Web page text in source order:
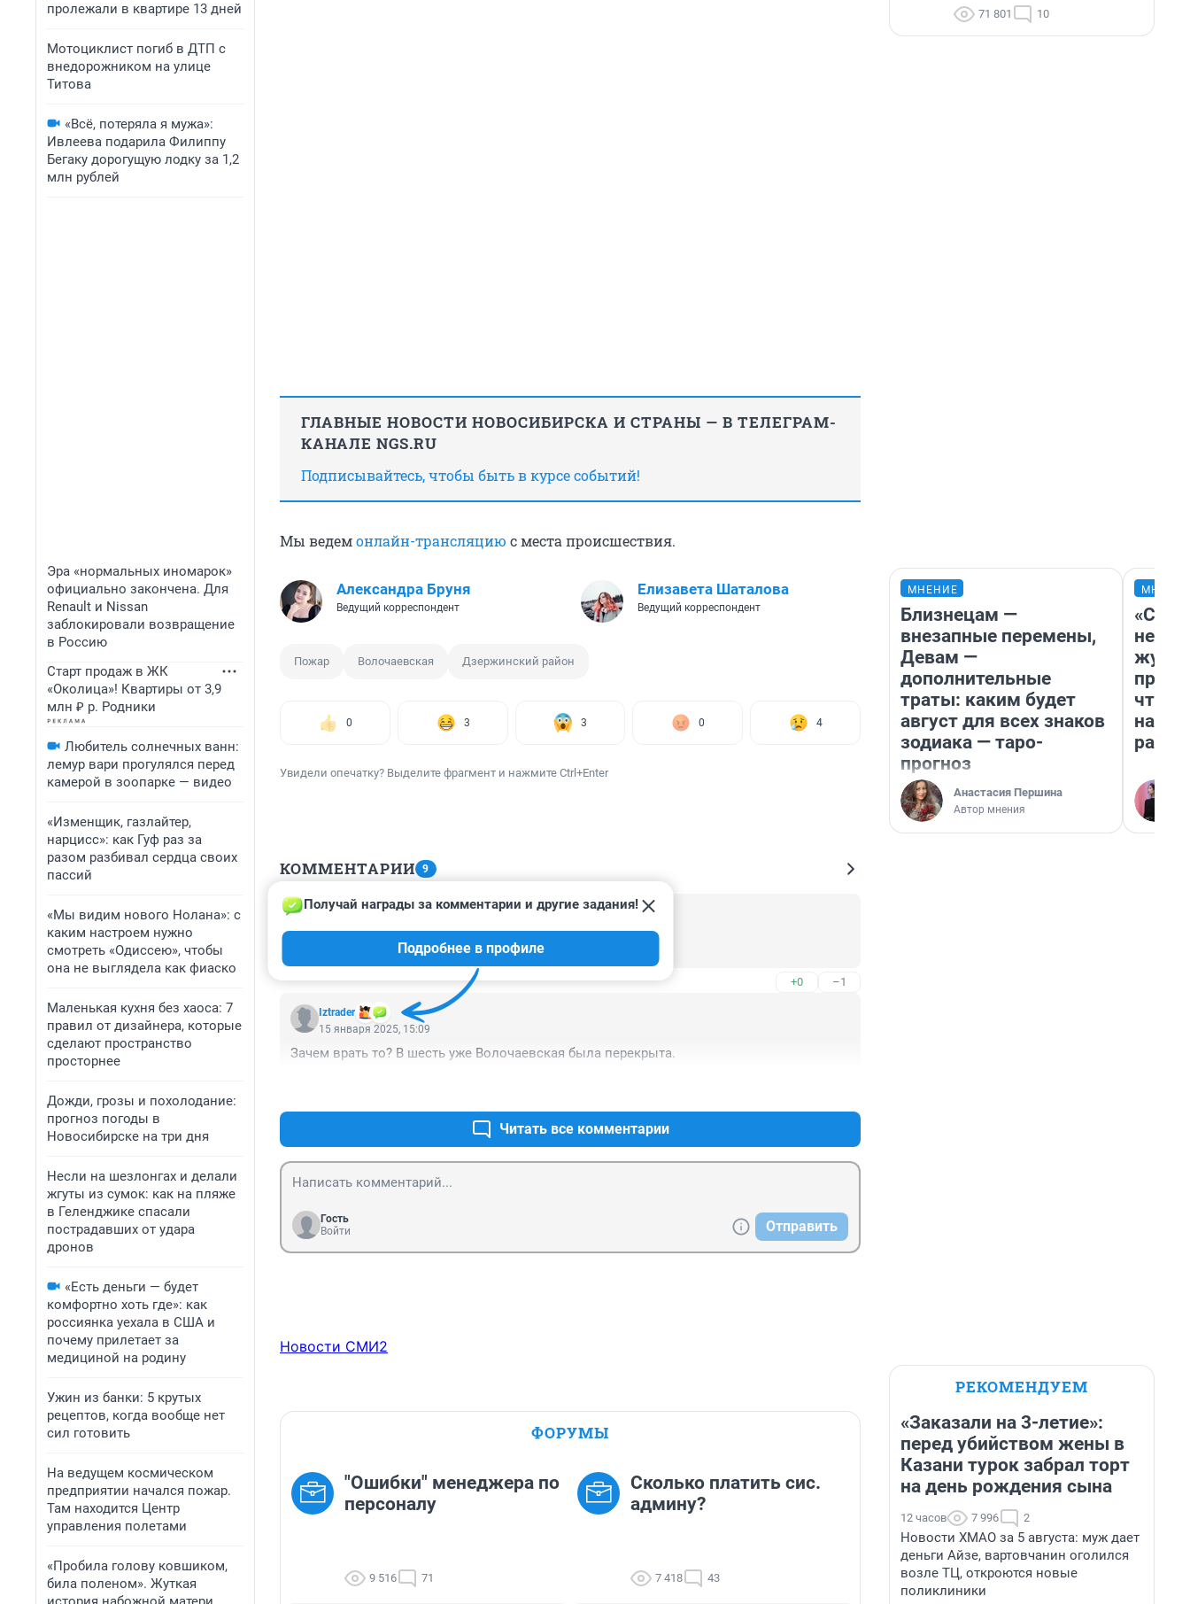
пролежали в квартире 13 дней
Мотоциклист погиб в ДТП с
внедорожником на улице
Титова
«Всё, потеряла я мужа»:
Ивлеева подарила Филиппу
Бегаку дорогущую лодку за 1,2
млн рублей
Эра «нормальных иномарок»
официально закончена. Для
Renault и Nissan
заблокировали возвращение
в Россию
Старт продаж в ЖК
«Околица»! Квартиры от 3,9
млн ₽ р. Родники
Любитель солнечных ванн:
лемур вари прогулялся перед
камерой в зоопарке — видео
«Изменщик, газлайтер,
нарцисс»: как Гуф раз за
разом разбивал сердца своих
пассий
«Мы видим нового Нолана»: с
каким настроем нужно
смотреть «Одиссею», чтобы
она не выглядела как фиаско
Маленькая кухня без хаоса: 7
правил от дизайнера, которые
сделают пространство
просторнее
Дожди, грозы и похолодание:
прогноз погоды в
Новосибирске на три дня
Несли на шезлонгах и делали
жгуты из сумок: как на пляже
в Геленджике спасали
пострадавших от удара
дронов
«Есть деньги — будет
комфортно хоть где»: как
россиянка уехала в США и
почему прилетает за
медициной на родину
Ужин из банки: 5 крутых
рецептов, когда вообще нет
сил готовить
На ведущем космическом
предприятии начался пожар.
Там находится Центр
управления полетами
«Пробила голову ковшиком,
била поленом». Жуткая
ГЛАВНЫЕ НОВОСТИ НОВОСИБИРСКА И СТРАНЫ — В ТЕЛЕГРАМ-
КАНАЛЕ NGS.RU
Подписывайтесь, чтобы быть в курсе событий!
Мы ведемонлайн-трансляцию с места происшествия.
Александра Бруня
Ведущий корреспондент
Елизавета Шаталова
Ведущий корреспондент
Пожар Волочаевская Дзержинский район
0 3 3 0 4
Увидели опечатку? Выделите фрагмент и нажмите Ctrl+Enter
КОММЕНТАРИИ 9
Гость
На ЗатулинкИ такого нет.
+0 –1
Iztrader
Получай награды за комментарии и другие задания!
Подробнее в профиле
15 января 2025, 15:09
Зачем врать то? В шесть уже Волочаевская была перекрыта.
Читать все комментарии
Гость
Войти
Отправить
Новости СМИ2
ФОРУМЫ
"Ошибки" менеджера по
персоналу
9 516 71
Сколько платить сис.
админу?
7 418 43
71 801 10
МНЕНИЕ
Близнецам —
внезапные перемены,
Девам —
дополнительные
траты: каким будет
август для всех знаков
зодиака — таро-
прогноз
Анастасия Першина
Автор мнения
на
ради
РЕКОМЕНДУЕМ
«Заказали на 3-летие»:
перед убийством жены в
Казани турок забрал торт
на день рождения сына
12 часов 7 996 2
Новости ХМАО за 5 августа: муж дает
деньги Айзе, вартовчанин оголился
возле ТЦ, откроются новые
поликлиники